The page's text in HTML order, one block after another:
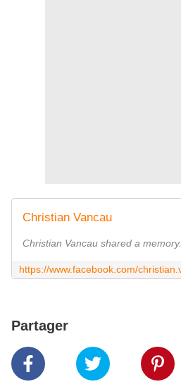
Christian Vancau
Christian Vancau shared a memory.
Partager